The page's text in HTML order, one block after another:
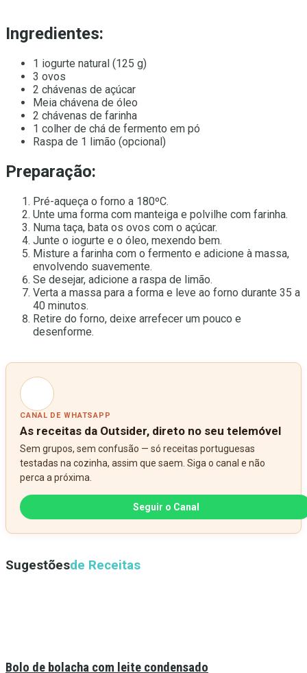
Ingredientes:
1 iogurte natural (125 g)
3 ovos
2 chávenas de açúcar
Meia chávena de óleo
2 chávenas de farinha
1 colher de chá de fermento em pó
Raspa de 1 limão (opcional)
Preparação:
Pré-aqueça o forno a 180ºC.
Unte uma forma com manteiga e polvilhe com farinha.
Numa taça, bata os ovos com o açúcar.
Junte o iogurte e o óleo, mexendo bem.
Misture a farinha com o fermento e adicione à massa,
envolvendo suavemente.
Se desejar, adicione a raspa de limão.
Verta a massa para a forma e leve ao forno durante 35 a
40 minutos.
Retire do forno, deixe arrefecer um pouco e
desenforme.
CANAL DE WHATSAPP
As receitas da Outsider, direto no seu telemóvel
Sem grupos, sem confusão — só receitas portuguesas
testadas na cozinha, assim que saem. Siga o canal e não
perca a próxima.
Seguir o Canal
Sugestõesde Receitas
Bolo de bolacha com leite condensado